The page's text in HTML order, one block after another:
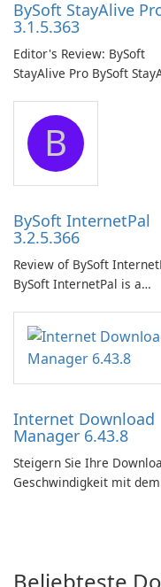
BySoft StayAlive
3.1.5.363
Editor's Review: BySoft
StayAlive Pro BySoft StayAlive
application designed to
ensure the continuous and
uninterrupted operation of
your computer system.
B
BySoft InternetPal
3.2.5.366
Review of BySoft
BySoft InternetPal is a
application designed to
monitor your internet
connection and provide
time insights into its
Internet Download
Manager 6.43.8
Steigern Sie Ihre
Geschwindigkeit mit dem